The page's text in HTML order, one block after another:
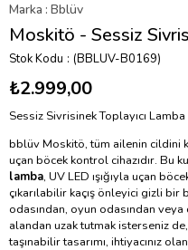
Marka : Bblüv
Moskitö - Sessiz
Stok Kodu (BBLUV-B0169)
₺2.999,00
Sessiz Sivrisinek Toplayıcı Lamba
bblüv Moskitö, tüm ailenin cildini
uçan böcek kontrol cihazıdır. Bu
lamba, UV LED ışığıyla uçan
çıkarılabilir kaçış önleyici gizli
odasından, oyun odasından
alandan uzak tutmak isterseniz
taşınabilir tasarımı, ihtiyacınız